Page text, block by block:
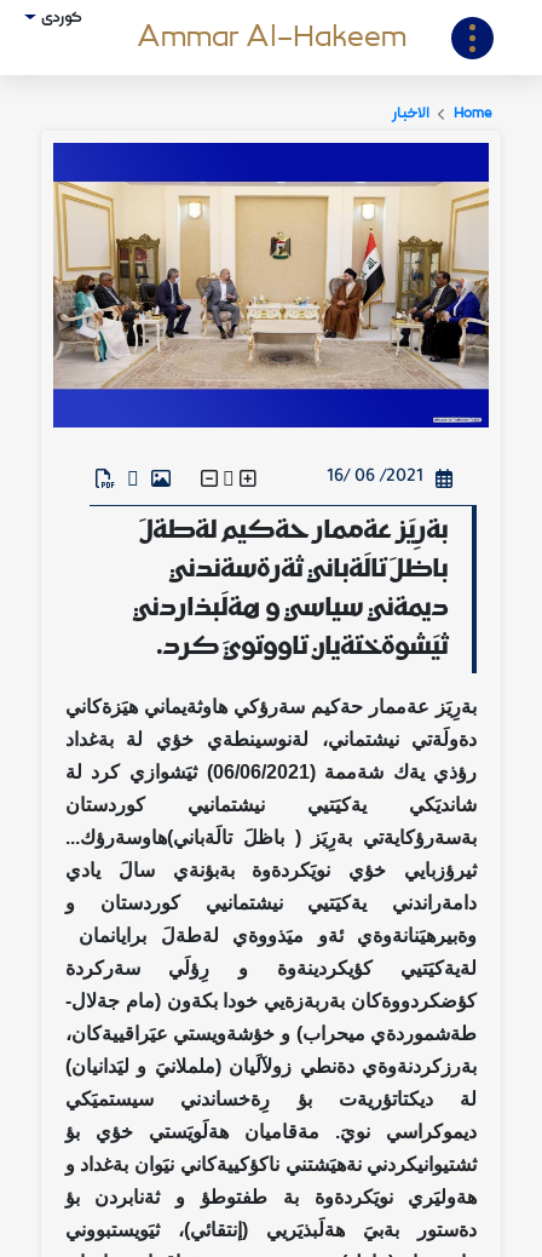
کوردی Ammar Al-Hakeem
Home الاخبار
2021/ 06 /16
بةرِيَز عةممار حةكيم لةطةلَ
باظلَ تالَةباني ثةرةسةندني
ديمةني سياسي و هةلَبذاردني
ثيَشوةختةيان تاووتويَ كرد.
بةرِيَز عةممار حةكيم سةرؤكي هاوثةيماني هيَزةكاني
دةولَةتي نيشتماني، لةنوسينطةي خؤي لة بةغداد
رؤذي يةك شةممة (06/06/2021) ثيَشوازي كرد لة
شانديَكي يةكيَتيي نيشتمانيي كوردستان
بةسةرؤكايةتي بةرِيَز ( باظلَ تالَةباني)هاوسةرؤك...
ثيرؤزبايي خؤي نويَكردةوة بةبؤنةي سالَ يادي
دامةراندني يةكيَتيي نيشتمانيي كوردستان و
وةبيرهيَنانةوةي ئةو ميَذووةي لةطةلَ برايانمان
لةيةكيَتيي كؤيكردينةوة و رِؤلَي سةركردة
كؤضكردووةكان بةربةزةيي خودا بكةون (مام جةلال-
طةشموردةي ميحراب) و خؤشةويستي عيَراقييةكان،
بةرزكردنةوةي دةنطي زولآلَيان (ململانيَ و ليَدانيان)
لة ديكتاتؤريةت بؤ رِةخساندني سيستميَكي
ديموكراسي نويَ. مةقاميان هةلَويَستي خؤي بؤ
ثشتيوانيكردني نةهيَشتني ناكؤكييةكاني نيَوان بةغداد و
هةوليَري نويَكردةوة بة طفتوطؤ و ثةنابردن بؤ
دةستور بةبيَ هةلَبذيَريي (إنتقائي)، ثيَويستبووني